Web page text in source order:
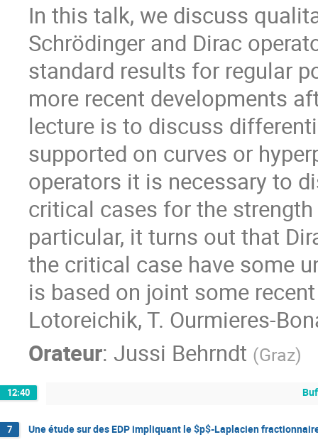
In this talk, we discuss
Schrödinger and Dirac
standard results for regular
more recent developments
lecture is to discuss
supported on curves or
operators it is necessary to
critical cases for the
particular, it turns out that
the critical case have some
is based on joint some
Lotoreichik, T. Ourmieres-
Orateur: Jussi Behrndt (Graz)
12:40
7 Une étude sur des EDP impliquant le $p$-Laplacien